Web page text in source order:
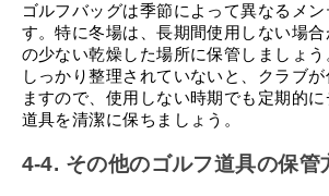
ゴルフバッグは季節によって異なるメ
す。特に冬場は、長期間使用しない場
の少ない乾燥した場所に保管しましょ
しっかり整理されていないと、クラブ
ますので、使用しない時期でも定期的に
道具を清潔に保ちましょう。
4-4. その他のゴルフ道具の保管